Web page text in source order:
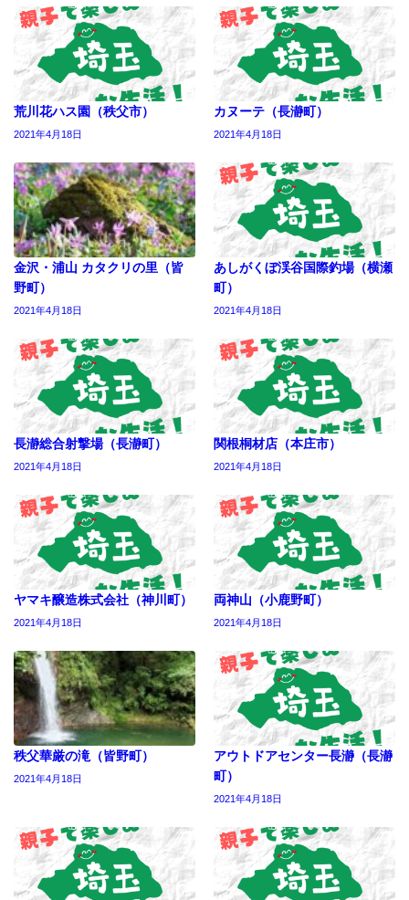
荒川花ハス園（秩父市）
2021年4月18日
カヌーテ（長瀞町）
2021年4月18日
金沢・浦山 カタクリの里（皆
野町）
2021年4月18日
あしがくぼ渓谷国際釣場（横瀬
町）
2021年4月18日
長瀞総合射撃場（長瀞町）
2021年4月18日
関根桐材店（本庄市）
2021年4月18日
ヤマキ醸造株式会社（神川町）
2021年4月18日
両神山（小鹿野町）
2021年4月18日
秩父華厳の滝（皆野町）
2021年4月18日
アウトドアセンター長瀞（長瀞
町）
2021年4月18日